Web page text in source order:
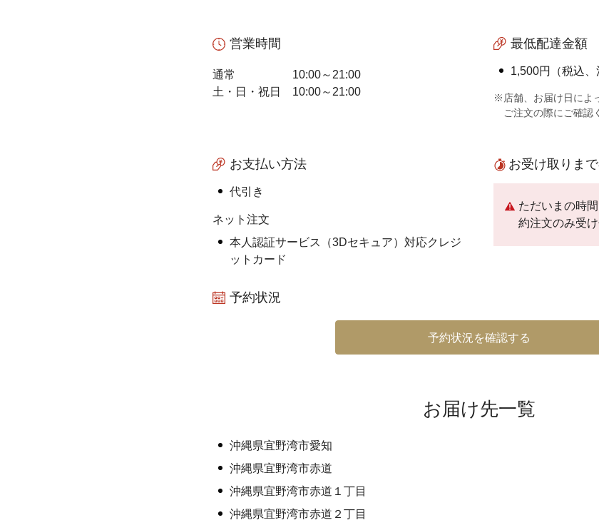
営業時間
通常
10:00～21:00
土・日・祝日
10:00～21:00
最低配達金額
1,500円（税込、
※店舗、お届け日によ
ご注文の際にご確認
お支払い方法
代引き
ネット注文
本人認証サービス（3Dセキュア）対応クレジ
ットカード
お受け取りま
ただいまの時
約注文のみ受
予約状況
予約状況を確認する
お届け先一覧
沖縄県宜野湾市愛知
沖縄県宜野湾市赤道
沖縄県宜野湾市赤道１丁目
沖縄県宜野湾市赤道２丁目